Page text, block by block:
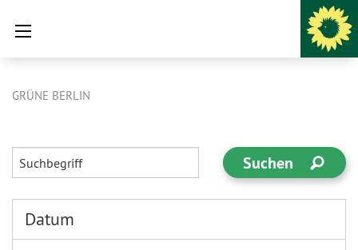
GRÜNE BERLIN
Datum